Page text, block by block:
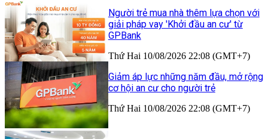
Người trẻ mua nhà thêm lựa chọn với
giải pháp vay 'Khởi đầu an cư' từ
GPBank
Thứ Hai 10/08/2026 22:08 (GMT+7)
Giảm áp lực những năm đầu, mở rộng
cơ hội an cư cho người trẻ
Thứ Hai 10/08/2026 22:08 (GMT+7)